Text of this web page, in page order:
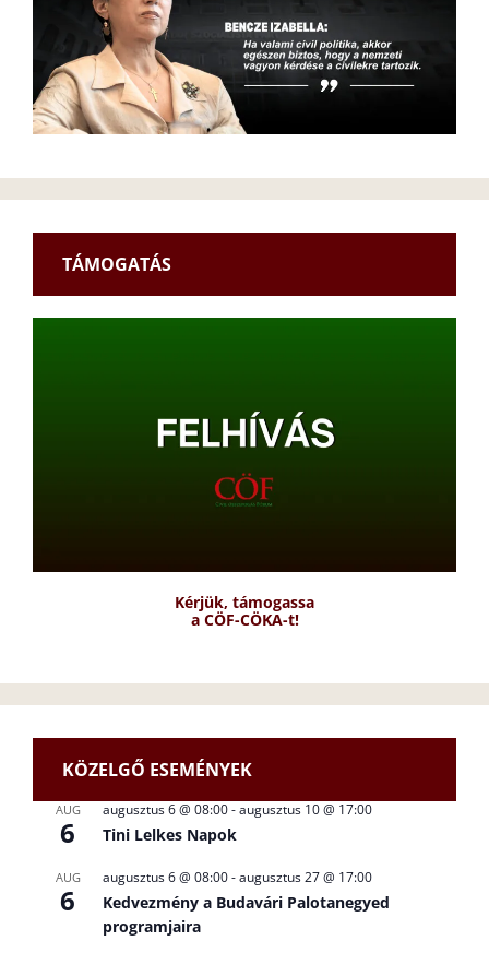
TÁMOGATÁS
Kérjük, támogassa
a CÖF-CÖKA-t!
KÖZELGŐ ESEMÉNYEK
AUG
6
augusztus 6 @ 08:00-augusztus 10 @ 17:00
Tini Lelkes Napok
AUG
6
augusztus 6 @ 08:00-augusztus 27 @ 17:00
Kedvezmény a Budavári Palotanegyed
programjaira